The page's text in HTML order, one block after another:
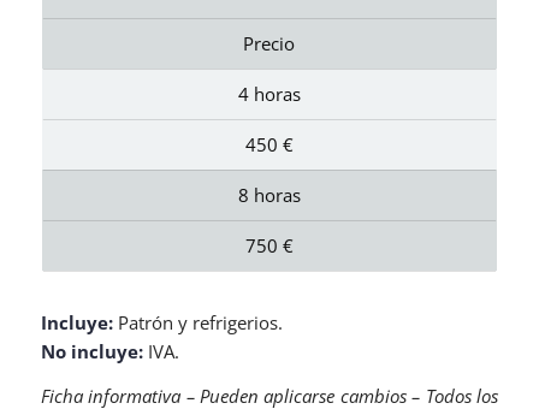
Precio
4 horas
450 €
8 horas
750 €
Incluye:Patrón y refrigerios.
No incluye:IVA.
Ficha informativa – Pueden aplicarse cambios – Todos los